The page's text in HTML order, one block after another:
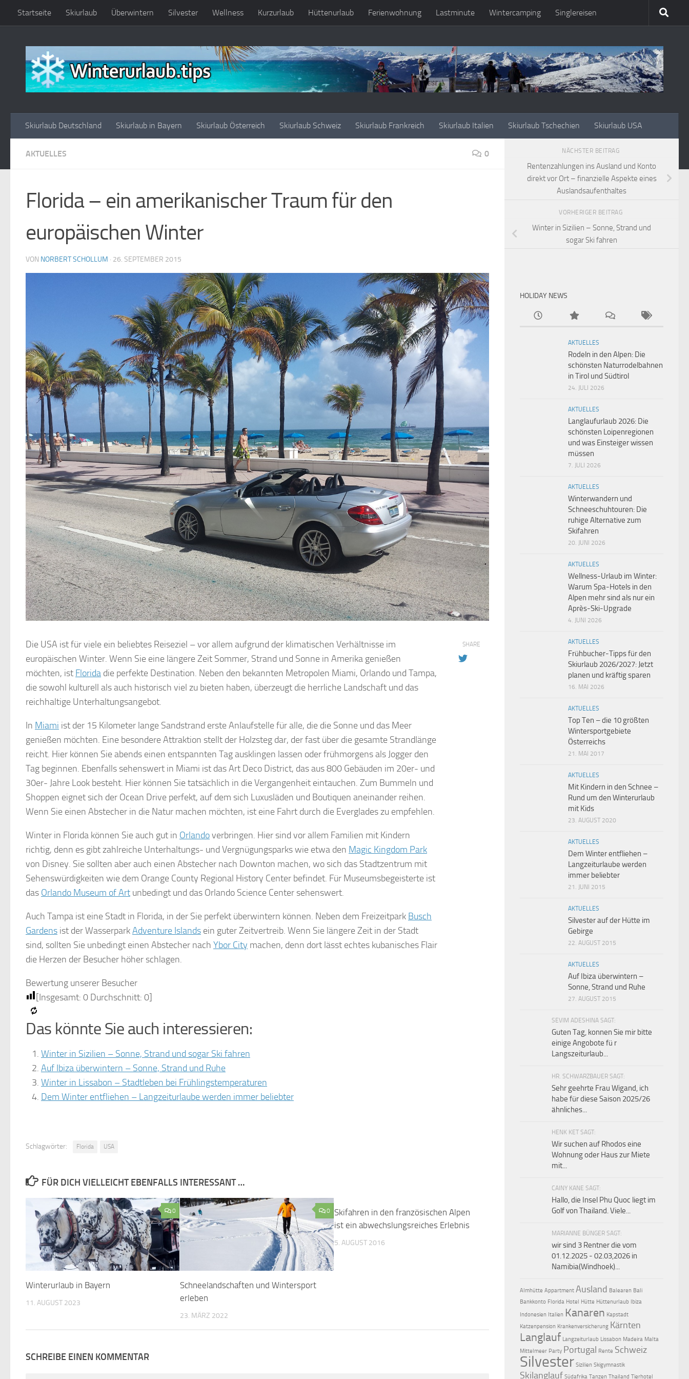
Zum Inhalt springen
Startseite Skiurlaub Überwintern Silvester Wellness Kurzurlaub Hüttenurlaub Ferienwohnung Lastminute Wintercamping Singlereisen
Skiurlaub Deutschland Skiurlaub in Bayern Skiurlaub Österreich Skiurlaub Schweiz Skiurlaub Frankreich Skiurlaub Italien Skiurlaub Tschechien Skiurlaub USA
AKTUELLES 0
Florida – ein amerikanischer Traum für den
europäischen Winter
VON NORBERT SCHOLLUM · 26. SEPTEMBER 2015
Die USA ist für viele ein beliebtes Reiseziel – vor allem aufgrund der klimatischen Verhältnisse im
europäischen Winter. Wenn Sie eine längere Zeit Sommer, Strand und Sonne in Amerika genießen
möchten, ist Florida die perfekte Destination. Neben den bekannten Metropolen Miami, Orlando und Tampa,
die sowohl kulturell als auch historisch viel zu bieten haben, überzeugt die herrliche Landschaft und das
reichhaltige Unterhaltungsangebot.
In Miami ist der 15 Kilometer lange Sandstrand erste Anlaufstelle für alle, die die Sonne und das Meer
genießen möchten. Eine besondere Attraktion stellt der Holzsteg dar, der fast über die gesamte Strandlänge
reicht. Hier können Sie abends einen entspannten Tag ausklingen lassen oder frühmorgens als Jogger den
Tag beginnen. Ebenfalls sehenswert in Miami ist das Art Deco District, das aus 800 Gebäuden im 20er- und
30er- Jahre Look besteht. Hier können Sie tatsächlich in die Vergangenheit eintauchen. Zum Bummeln und
Shoppen eignet sich der Ocean Drive perfekt, auf dem sich Luxusläden und Boutiquen aneinander reihen.
Wenn Sie einen Abstecher in die Natur machen möchten, ist eine Fahrt durch die Everglades zu empfehlen.
Winter in Florida können Sie auch gut in Orlandoverbringen. Hier sind vor allem Familien mit Kindern
richtig, denn es gibt zahlreiche Unterhaltungs- und Vergnügungsparks wie etwa den Magic Kingdom Park
von Disney. Sie sollten aber auch einen Abstecher nach Downton machen, wo sich das Stadtzentrum mit
Sehenswürdigkeiten wie dem Orange County Regional History Center befindet. Für Museumsbegeisterte ist
das Orlando Museum of Art unbedingt und das Orlando Science Center sehenswert.
Auch Tampa ist eine Stadt in Florida, in der Sie perfekt überwintern können. Neben dem Freizeitpark Busch
Gardens ist der WasserparkAdventure Islands ein guter Zeitvertreib. Wenn Sie längere Zeit in der Stadt
sind, sollten Sie unbedingt einen Abstecher nach Ybor City machen, denn dort lässt echtes kubanisches Flair
die Herzen der Besucher höher schlagen.
Bewertung unserer Besucher
[Insgesamt: 0 Durchschnitt: 0]
Das könnte Sie auch interessieren:
Winter in Sizilien – Sonne, Strand und sogar Ski fahren
Auf Ibiza überwintern – Sonne, Strand und Ruhe
Winter in Lissabon – Stadtleben bei Frühlingstemperaturen
Dem Winter entfliehen – Langzeiturlaube werden immer beliebter
SHARE
Schlagwörter: Florida USA
FÜR DICH VIELLEICHT EBENFALLS INTERESSANT …
0
Winterurlaub in Bayern
11. AUGUST 2023
0
Schneelandschaften und Wintersport
erleben
23. MÄRZ 2022
Skifahren in den französischen Alpen
ist ein abwechslungsreiches Erlebnis
5. AUGUST 2016
SCHREIBE EINEN KOMMENTAR
NÄCHSTER BEITRAG
Rentenzahlungen ins Ausland und Konto
direkt vor Ort – finanzielle Aspekte eines
Auslandsaufenthaltes
VORHERIGER BEITRAG
Winter in Sizilien – Sonne, Strand und
sogar Ski fahren
HOLIDAY NEWS
AKTUELLES
Rodeln in den Alpen: Die
schönsten Naturrodelbahnen
in Tirol und Südtirol
24. JULI 2026
AKTUELLES
Langlaufurlaub 2026: Die
schönsten Loipenregionen
und was Einsteiger wissen
müssen
7. JULI 2026
AKTUELLES
Winterwandern und
Schneeschuhtouren: Die
ruhige Alternative zum
Skifahren
20. JUNI 2026
AKTUELLES
Wellness-Urlaub im Winter:
Warum Spa-Hotels in den
Alpen mehr sind als nur ein
Après-Ski-Upgrade
4. JUNI 2026
AKTUELLES
Frühbucher-Tipps für den
Skiurlaub 2026/2027: Jetzt
planen und kräftig sparen
16. MAI 2026
AKTUELLES
Top Ten – die 10 größten
Wintersportgebiete
Österreichs
21. MAI 2017
AKTUELLES
Mit Kindern in den Schnee –
Rund um den Winterurlaub
mit Kids
23. AUGUST 2020
AKTUELLES
Dem Winter entfliehen –
Langzeiturlaube werden
immer beliebter
21. JUNI 2015
AKTUELLES
Silvester auf der Hütte im
Gebirge
22. AUGUST 2015
AKTUELLES
Auf Ibiza überwintern –
Sonne, Strand und Ruhe
27. AUGUST 2015
SEVIM ADESHINA SAGT:
Guten Tag, konnen Sie mir bitte
einige Angobote fü r
Langszeiturlaub...
HR. SCHWARZBAUER SAGT:
Sehr geehrte Frau Wigand, ich
habe für diese Saison 2025/26
ähnliches...
HENK KET SAGT:
Wir suchen auf Rhodos eine
Wohnung oder Haus zur Miete
mit...
CAINY KANE SAGT:
Hallo, die Insel Phu Quoc liegt im
Golf von Thailand. Viele...
MARIANNE BÜNGER SAGT:
wir sind 3 Rentner die vom
01.12.2025 - 02.03,2026 in
Namibia(Windhoek)...
Almhütte Appartment Ausland Balearen Bali
Bankkonto Florida Hotel Hütte Hüttenurlaub
Ibiza
Indonesien Italien Kanaren Kapstadt
Katzenpension Krankenversicherung Kärnten
Langlauf Langzeiturlaub Lissabon Madeira Malta
Mittelmeer Party Portugal Rente Schweiz
Silvester Sizilien Skigymnastik
Skilanglauf Südafrika Tanzen Thailand Tierhotel